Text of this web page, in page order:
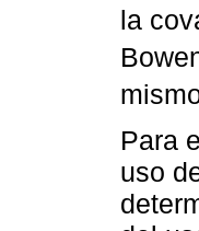
la
Para
uso